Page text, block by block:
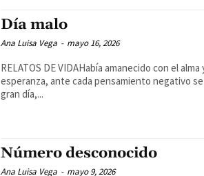
Día malo
Ana Luisa Vega - mayo 16, 2026
RELATOS DE VIDAHabía amanecido con el
esperanza, ante cada pensamiento negativo
gran día,...
Número desconocido
Ana Luisa Vega - mayo 9, 2026